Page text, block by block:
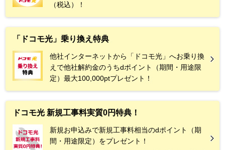
（税込）！
「ドコモ光」乗り換え特典
他社インターネットから「ドコモ光」へお乗り換
えで他社解約金のうちdポイント（期間・用途限
定）最大100,000ptプレゼント！
ドコモ光 新規工事料実質0円特典！
新規お申込みで新規工事料相当のdポイント（期
間・用途限定）をプレゼント！